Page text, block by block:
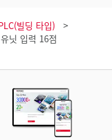
빌딩 타입)
닛 입력 16점